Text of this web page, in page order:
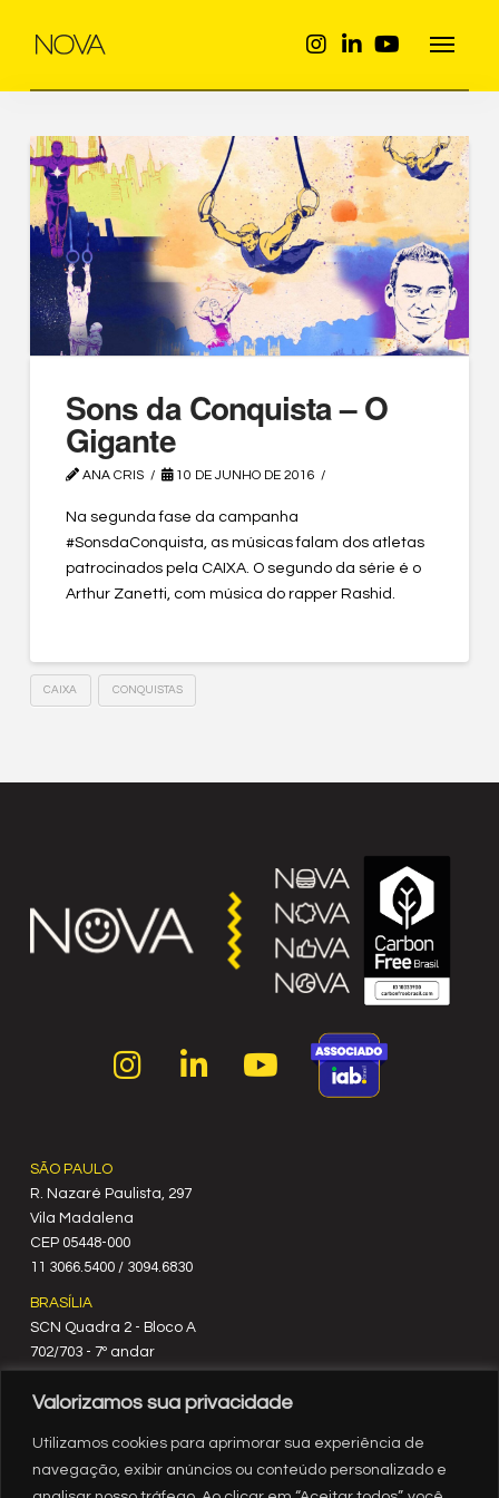
Valorizamos sua privacidade
Utilizamos cookies para aprimorar sua experiência de
navegação, exibir anúncios ou conteúdo personalizado e
Sons da Conquista – O
Gigante
ANA CRIS 10 DE JUNHO DE 2016
Na segunda fase da campanha
#SonsdaConquista, as músicas falam dos atletas
patrocinados pela CAIXA. O segundo da série é o
Arthur Zanetti, com música do rapper Rashid.
CAIXA CONQUISTAS
SÃO PAULO
R. Nazaré Paulista, 297
Vila Madalena
C‍EP 05448-000
11 3066.5400 / 3094.6830
BRASÍLIA
SCN Quadra 2 - Bloco A
702/703 - 7º andar
CEP 70712-900
61 3329.8200
RIO DE JANEIRO
Rua México, nº 3